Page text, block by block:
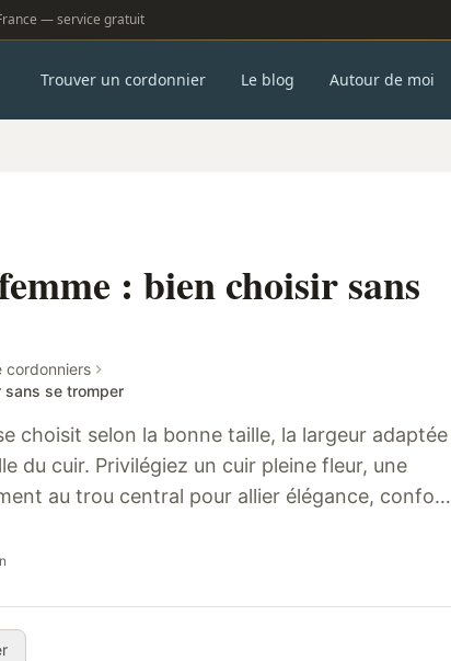
— service gratuit
Trouver un cordonnier Le blog Autour de moi
: bien choisir sans
cordonniers
sans se tromper
choisit selon la bonne taille, la largeur adaptée
du cuir. Privilégiez un cuir pleine fleur, une
au trou central pour allier élégance, confort